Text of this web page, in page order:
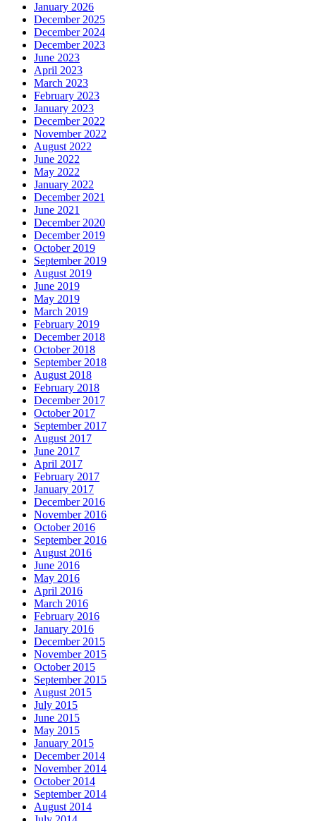
January 2026
December 2025
December 2024
December 2023
June 2023
April 2023
March 2023
February 2023
January 2023
December 2022
November 2022
August 2022
June 2022
May 2022
January 2022
December 2021
June 2021
December 2020
December 2019
October 2019
September 2019
August 2019
June 2019
May 2019
March 2019
February 2019
December 2018
October 2018
September 2018
August 2018
February 2018
December 2017
October 2017
September 2017
August 2017
June 2017
April 2017
February 2017
January 2017
December 2016
November 2016
October 2016
September 2016
August 2016
June 2016
May 2016
April 2016
March 2016
February 2016
January 2016
December 2015
November 2015
October 2015
September 2015
August 2015
July 2015
June 2015
May 2015
January 2015
December 2014
November 2014
October 2014
September 2014
August 2014